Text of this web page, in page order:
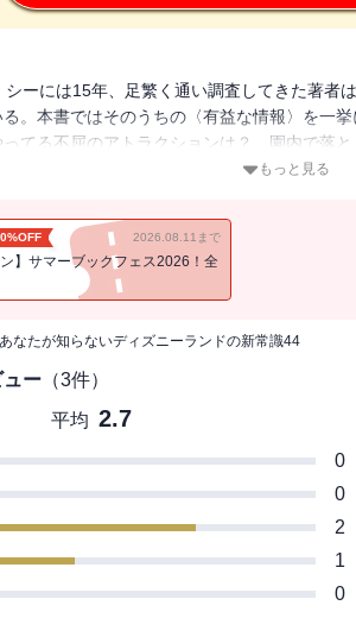
シーには15年、足繁く通い調査してきた著者
。本書ではそのうちの〈有益な情報〉を一
ってる不屈のアトラクションは？ 園内で落
は？ 本物のＴＤＲ攻略法がここに集結！
もっと見る
2026.08.11まで
ン】サマーブックフェス2026！全
あなたが知らないディズニーランドの新常識44
ュー （3件）
平均 2.7
0
0
2
1
0